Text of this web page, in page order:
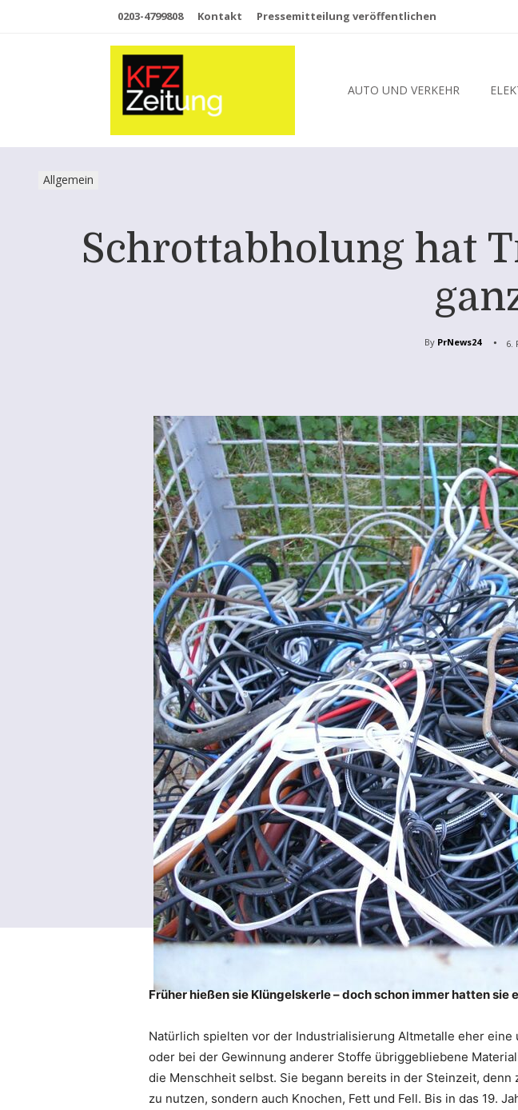
0203-4799808 Kontakt Pressemitteilung veröffentlichen
AUTO UND VERKEHR
Allgemein
Schrottabholung hat
By PrNews24 6.
Früher hießen sie Klüngelskerle – doch schon immer hatten
Natürlich spielten vor der Industrialisierung Altmetalle eher
oder bei der Gewinnung anderer Stoffe übriggebliebene
die Menschheit selbst. Sie begann bereits in der Steinzeit,
zu nutzen, sondern auch Knochen, Fett und Fell. Bis in das 19.